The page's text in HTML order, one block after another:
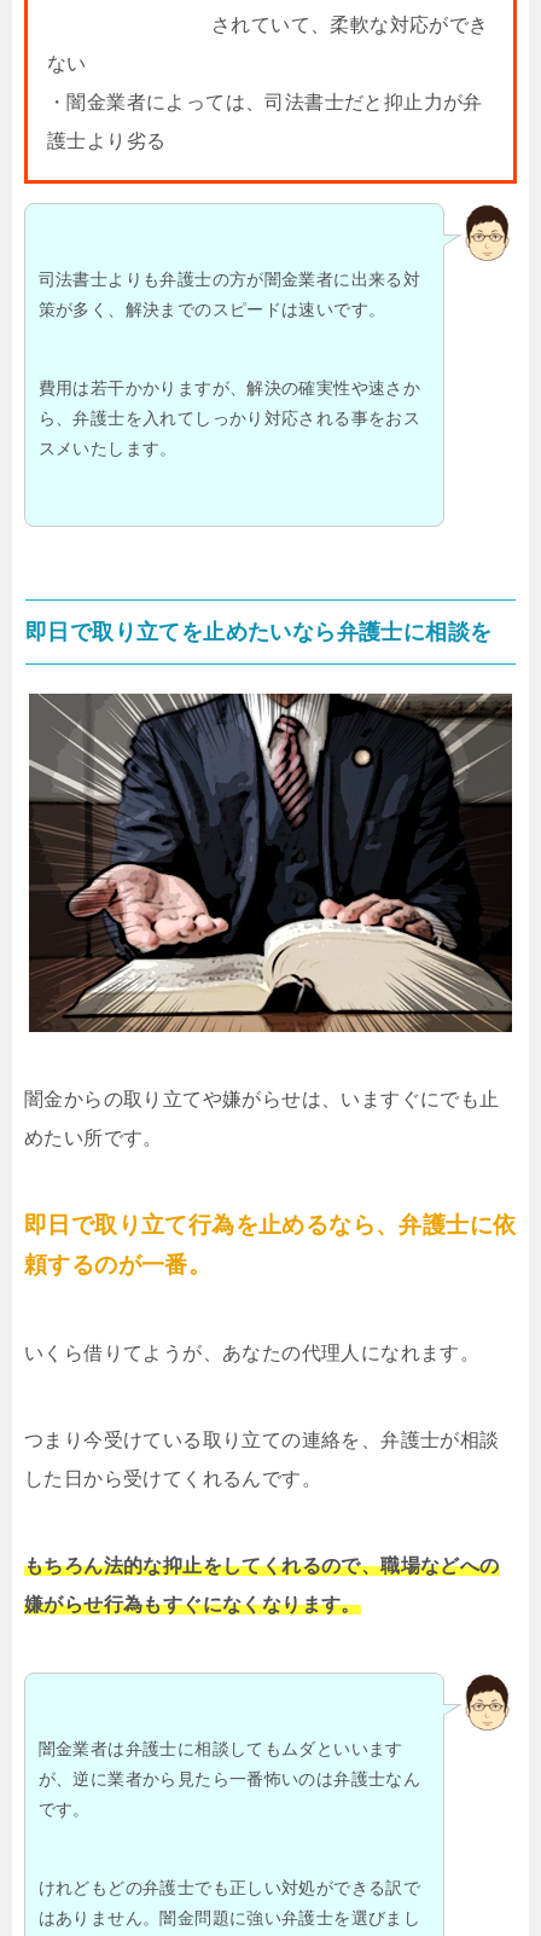
されていて、柔軟な対応ができ
ない
・闇金業者によっては、司法書士だと抑止力が弁
護士より劣る
司法書士よりも弁護士の方が闇金業者に出来る対
策が多く、解決までのスピードは速いです。
費用は若干かかりますが、解決の確実性や速さか
ら、弁護士を入れてしっかり対応される事をおス
スメいたします。
即日で取り立てを止めたいなら弁護士に相談を
闇金からの取り立てや嫌がらせは、いますぐにでも止
めたい所です。
即日で取り立て行為を止めるなら、弁護士に依
頼するのが一番。
いくら借りてようが、あなたの代理人になれます。
つまり今受けている取り立ての連絡を、弁護士が相談
した日から受けてくれるんです。
もちろん法的な抑止をしてくれるので、職場などへの
嫌がらせ行為もすぐになくなります。
闇金業者は弁護士に相談してもムダといいます
が、逆に業者から見たら一番怖いのは弁護士なん
です。
けれどもどの弁護士でも正しい対処ができる訳で
はありません。闇金問題に強い弁護士を選びまし